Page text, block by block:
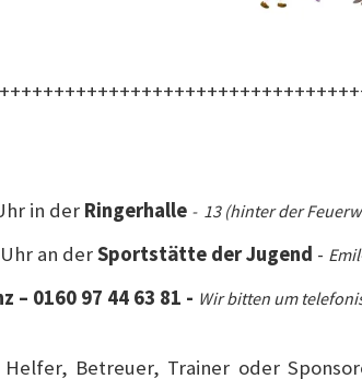
in der Ringerhalle - 13 (hinter der
an derSportstätte der Jugend -
– 0160 97 44 63 81 - Wir bitten um
Betreuer, Trainer oder